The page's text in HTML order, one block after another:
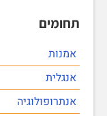
תחומים
אמנות
אנגלית
אנתרופולוגיה